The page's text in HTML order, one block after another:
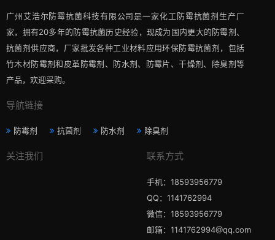
广州艾浩尔防霉抗菌科技有限公司是一家化工防霉抗菌剂生产厂
家，拥有20多年的防霉抗菌历史经验，现成为国内更大的防霉剂、
抗菌剂供应商，厂家批发各种工业材料应用环保防霉抗菌剂，包括
竹木材防霉剂和皮革防霉剂、防水剂、防霉片、干燥剂、除臭剂等
产品，欢迎采购。
导航链接
防霉剂 抗菌剂 防水剂 除臭剂
关注我们 联系方式
手机：18593956779
QQ：1141762994
微信：18593956779
邮箱：1141762994@qq.com